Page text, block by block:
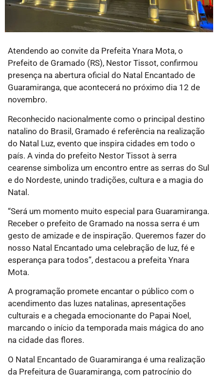
Atendendo ao convite da Prefeita Ynara Mota, o
Prefeito de Gramado (RS), Nestor Tissot, confirmou
presença na abertura oficial do Natal Encantado de
Guaramiranga, que acontecerá no próximo dia 12 de
novembro.
Reconhecido nacionalmente como o principal destino
natalino do Brasil, Gramado é referência na realização
do Natal Luz, evento que inspira cidades em todo o
país. A vinda do prefeito Nestor Tissot à serra
cearense simboliza um encontro entre as serras do Sul
e do Nordeste, unindo tradições, cultura e a magia do
Natal.
“Será um momento muito especial para Guaramiranga.
Receber o prefeito de Gramado na nossa serra é um
gesto de amizade e de inspiração. Queremos fazer do
nosso Natal Encantado uma celebração de luz, fé e
esperança para todos”, destacou a prefeita Ynara
Mota.
A programação promete encantar o público com o
acendimento das luzes natalinas, apresentações
culturais e a chegada emocionante do Papai Noel,
marcando o início da temporada mais mágica do ano
na cidade das flores.
O Natal Encantado de Guaramiranga é uma realização
da Prefeitura de Guaramiranga, com patrocínio do